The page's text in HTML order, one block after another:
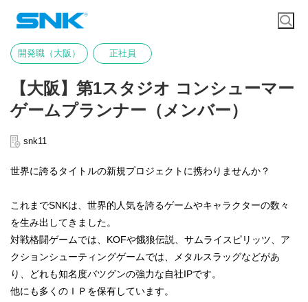
開発職（大阪） 正社員
【大阪】第1スタジオ コンシューマー
ゲームプランナー（メンバー）
snk11
世界に誇るタイトルの新規プロジェクトに携わりませんか？
これまでSNKは、世界的人気を誇るゲームやキャラクターの数々
を生み出してきました。
対戦格闘ゲームでは、KOFや餓狼伝説、サムライスピリッツ、ア
クションシューティングゲームでは、メタルスラッグなどがあ
り、どれも知名度バツグンの強力な自社IPです。
他にも多くのＩＰを保有しています。